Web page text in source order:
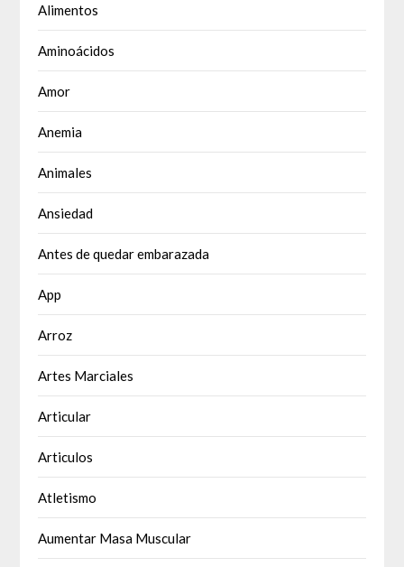
Alimentos
Aminoácidos
Amor
Anemia
Animales
Ansiedad
Antes de quedar embarazada
App
Arroz
Artes Marciales
Articular
Articulos
Atletismo
Aumentar Masa Muscular